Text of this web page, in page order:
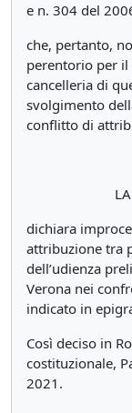
e n. 304 del
che, pertanto,
perentorio per
cancelleria di
svolgimento
conflitto di
dichiara
attribuzione tra
dell’udienza
Verona nei
indicato in
Così deciso in
costituzionale,
2021.